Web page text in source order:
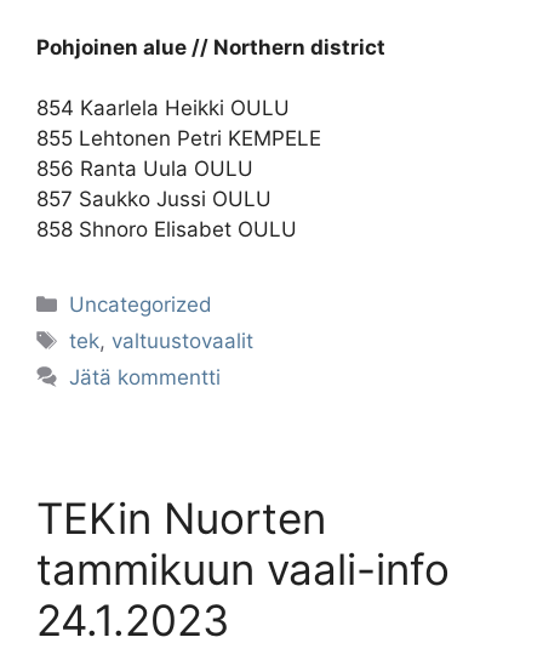
Pohjoinen alue // Northern district
854 Kaarlela Heikki OULU
855 Lehtonen Petri KEMPELE
856 Ranta Uula OULU
857 Saukko Jussi OULU
858 Shnoro Elisabet OULU
Kategoriat
Uncategorized
Avainsanat
tek,valtuustovaalit
Jätä kommentti
TEKin Nuorten
tammikuun vaali-info
24.1.2023